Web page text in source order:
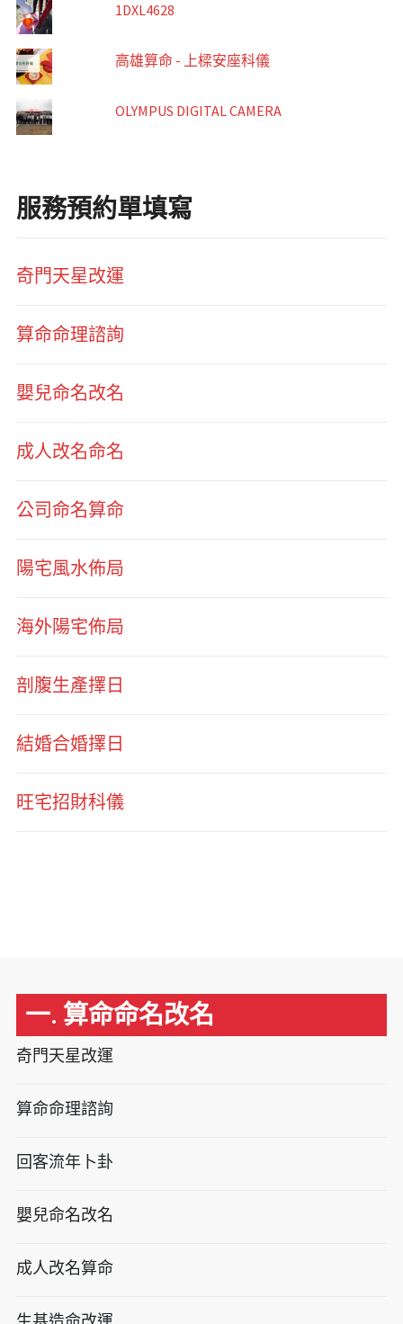
1DXL4628
高雄算命 - 上樑安座科儀
OLYMPUS DIGITAL CAMERA
服務預約單填寫
奇門天星改運
算命命理諮詢
嬰兒命名改名
成人改名命名
公司命名算命
陽宅風水佈局
海外陽宅佈局
剖腹生產擇日
結婚合婚擇日
旺宅招財科儀
一. 算命命名改名
奇門天星改運
算命命理諮詢
回客流年卜卦
嬰兒命名改名
成人改名算命